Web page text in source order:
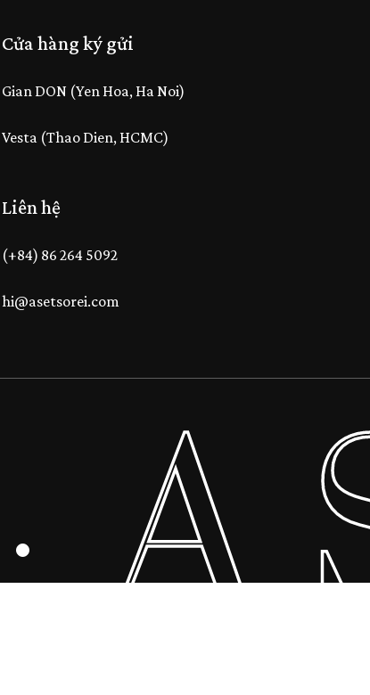
0 ₫
Thanh Toán
Cửa hàng ký gửi
Gian DON (Yen Hoa, Ha Noi)
Vesta (Thao Dien, HCMC)
Liên hệ
(+84) 86 264 5092
hi@asetsorei.com
A